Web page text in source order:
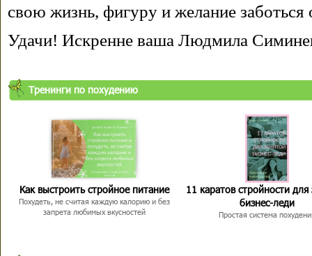
свою жизнь, фигуру и желание заботься
Удачи! Искренне ваша Людмила
Тренинги по похудению
Как выстроить стройное питание
Похудеть, не считая каждую калорию и без
запрета любимых вкусностей
11 каратов стройности для
бизнес-леди
Простая система